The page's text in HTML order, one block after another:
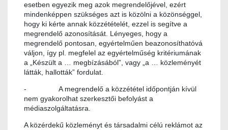
esetben egyezik meg azok megrendelőjével, ezért
mindenképpen szükséges azt is közölni a közönséggel,
hogy ki kérte annak közzétételét, ezzel is segítve a
megrendelő azonosítását. Lényeges, hogy a
megrendelő pontosan, egyértelműen beazonosíthatóvá
váljon, így pl. megfelel az egyértelműség kritériumának
a „Készült a … megbízásából”, vagy „a … közleményét
látták, hallották” fordulat.
- A megrendelő a közzététel időpontján kívül
nem gyakorolhat szerkesztői befolyást a
médiaszolgáltatásra.
A közérdekű közleményt és társadalmi célú reklámot az